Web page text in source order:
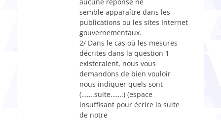
semble apparaître dans les
publications ou les sites Internet
gouvernementaux.
2/ Dans le cas où les mesures
décrites dans la question 1
existeraient, nous vous
demandons de bien vouloir
nous indiquer quels sont
(…….suite…….) (espace
insuffisant pour écrire la suite
de notre